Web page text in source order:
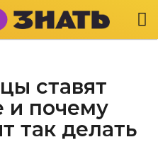
ставят
и почему
так делать